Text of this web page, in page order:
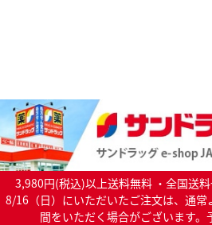
3,980円(税込)以上送料無料 ・全国送
8/16（日）にいただいたご注文は、通
間をいただく場合がございます。